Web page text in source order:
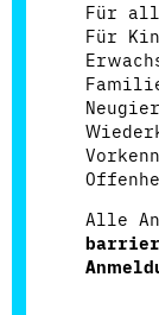
Für
Für
Alle